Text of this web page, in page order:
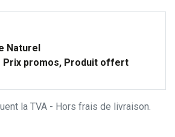
Naturel
Prix promos, Produit offert
la TVA - Hors frais de livraison.